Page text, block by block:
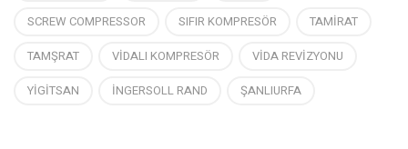
SCREW COMPRESSOR
SIFIR KOMPRESÖR
TAMİRAT
TAMŞRAT
VİDALI KOMPRESÖR
VİDA REVİZYONU
YİGİTSAN
İNGERSOLL RAND ŞANLIURFA